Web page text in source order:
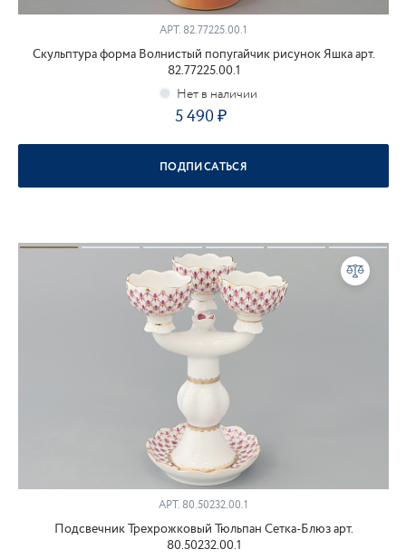
АРТ. 82.77225.00.1
Скульптура форма Волнистый попугайчик рисунок Яшка арт.
82.77225.00.1
5 490
ПОДПИСАТЬСЯ
АРТ. 80.50232.00.1
Подсвечник Трехрожковый Тюльпан Сетка-Блюз арт.
80.50232.00.1